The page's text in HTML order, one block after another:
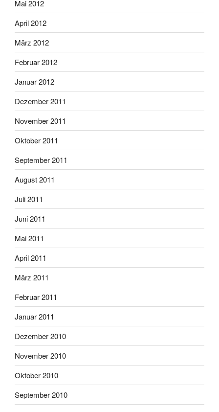
Mai 2012
April 2012
März 2012
Februar 2012
Januar 2012
Dezember 2011
November 2011
Oktober 2011
September 2011
August 2011
Juli 2011
Juni 2011
Mai 2011
April 2011
März 2011
Februar 2011
Januar 2011
Dezember 2010
November 2010
Oktober 2010
September 2010